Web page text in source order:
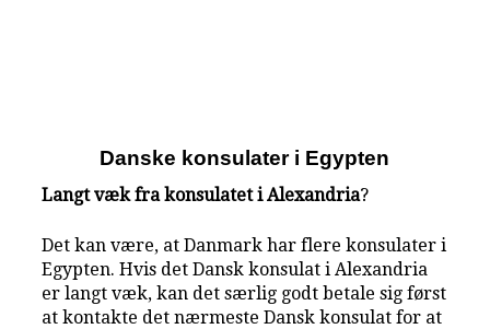
Danske konsulater i Egypten
Langt væk fra konsulatet i Alexandria?
Det kan være, at Danmark har flere konsulater i
Egypten. Hvis det Dansk konsulat i Alexandria
er langt væk, kan det særlig godt betale sig først
at kontakte det nærmeste Dansk konsulat for at